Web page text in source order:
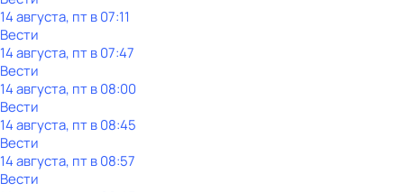
14 августа, пт в 07:11
Вести
14 августа, пт в 07:47
Вести
14 августа, пт в 08:00
Вести
14 августа, пт в 08:45
Вести
14 августа, пт в 08:57
Вести